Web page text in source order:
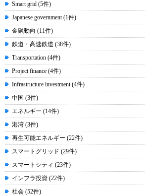
Smart grid (5件)
Japanese government (1件)
金融動向 (11件)
鉄道・高速鉄道 (38件)
Transportation (4件)
Project finance (4件)
Infrastructure investment (4件)
中国 (3件)
エネルギー (14件)
港湾 (3件)
再生可能エネルギー (22件)
スマートグリッド (29件)
スマートシティ (23件)
インフラ投資 (22件)
社会 (52件)